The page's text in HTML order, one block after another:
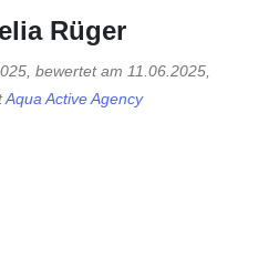
Rüger
bewertet am 11.06.2025,
Aqua Active Agency